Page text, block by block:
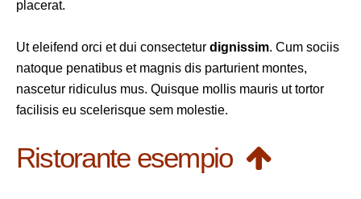
placerat.
Ut eleifend orci et dui consectetur dignissim. Cum sociis
natoque penatibus et magnis dis parturient montes,
nascetur ridiculus mus. Quisque mollis mauris ut tortor
facilisis eu scelerisque sem molestie.
Ristorante esempio